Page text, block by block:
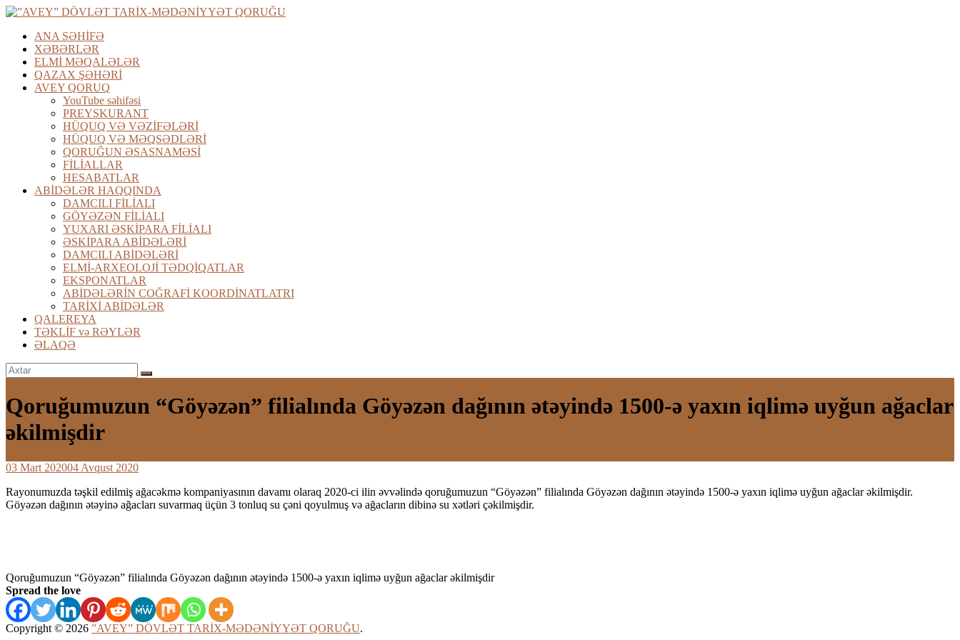
Skip
content
”AVEY”
DÖVLƏT
TARİX-
MƏDƏNİYYƏT
QORUĞU
Mədəniyyət
zəngin
dövrünün
yadigarı
olan
“Avey”
adı
ilə
adlandırılıb.
ANA SƏHİFƏ
XƏBƏRLƏR
ELMİ MƏQALƏLƏR
QAZAX ŞƏHƏRİ
AVEY QORUQ
YouTube səhifəsi
PREYSKURANT
HÜQUQ VƏ VƏZİFƏLƏRİ
HÜQUQ VƏ MƏQSƏDLƏRİ
QORUĞUN ƏSASNAMƏSİ
FİLİALLAR
HESABATLAR
ABİDƏLƏR HAQQINDA
DAMCILI FİLİALI
GÖYƏZƏN FİLİALI
YUXARI ƏSKİPARA FİLİALI
ƏSKİPARA ABİDƏLƏRİ
DAMCILI ABİDƏLƏRİ
ELMİ-ARXEOLOJİ TƏDQİQATLAR
EKSPONATLAR
ABİDƏLƏRİN COĞRAFİ KOORDİNATLATRI
TARİXİ ABİDƏLƏR
QALEREYA
TƏKLİF və RƏYLƏR
ƏLAQƏ
Qoruğumuzun “Göyəzən” filialında Göyəzən dağının ətəyində 1500-ə yaxın iqlimə uyğun ağaclar
əkilmişdir
03 Mart 202004 Avqust 2020
Rayonumuzda təşkil edilmiş ağacəkmə kompaniyasının davamı olaraq 2020-ci ilin əvvəlində qoruğumuzun “Göyəzən” filialında Göyəzən dağının ətəyində 1500-ə yaxın iqlimə uyğun ağaclar əkilmişdir.
Göyəzən dağının ətəyinə ağacları suvarmaq üçün 3 tonluq su çəni qoyulmuş və ağacların dibinə su xətləri çəkilmişdir.
Qoruğumuzun “Göyəzən” filialında Göyəzən dağının ətəyində 1500-ə yaxın iqlimə uyğun ağaclar əkilmişdir
Spread the love
Copyright © 2026 ”AVEY” DÖVLƏT TARİX-MƏDƏNİYYƏT QORUĞU.